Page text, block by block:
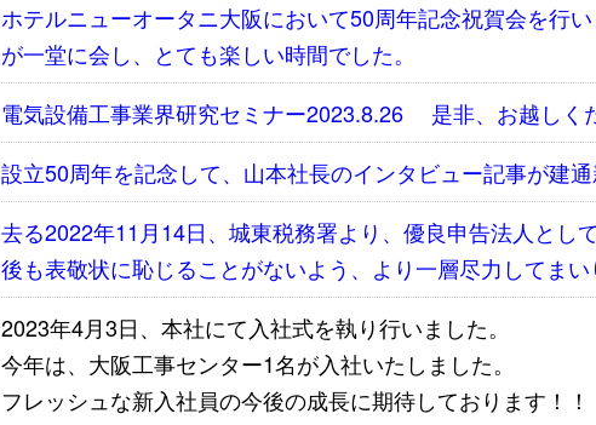
ホテルニューオータニ大阪において50周年記念祝賀会を行
が一堂に会し、とても楽しい時間でした。
電気設備工事業界研究セミナー2023.8.26 是非、お越しく
設立50周年を記念して、山本社長のインタビュー記事が建
去る2022年11月14日、城東税務署より、優良申告法人とし
後も表敬状に恥じることがないよう、より一層尽力してまい
2023年4月3日、本社にて入社式を執り行いました。
今年は、大阪工事センター1名が入社いたしました。
フレッシュな新入社員の今後の成長に期待しております！！